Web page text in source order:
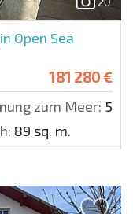
Open Sea
181 280 €
zum Meer: 50
89 sq. m.